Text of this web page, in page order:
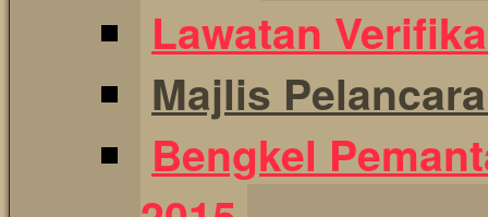
Lawatan
Majlis
Bengkel